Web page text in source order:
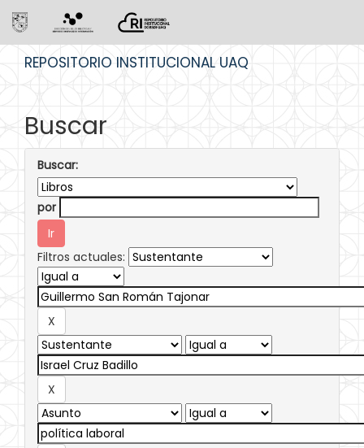
REPOSITORIO INSTITUCIONAL UAQ
Buscar
Buscar:
por
Filtros actuales: